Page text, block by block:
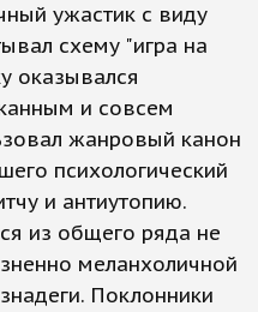
ужастик с виду
схему "игра на
оказывался
и совсем
жанровый канон
психологический
и антиутопию.
из общего ряда не
меланхоличной
Поклонники